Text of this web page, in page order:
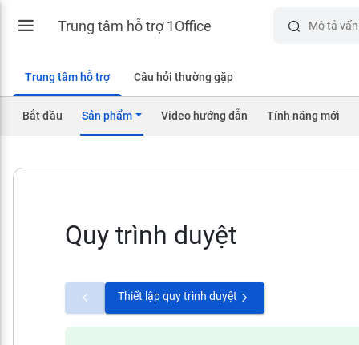
Trung tâm hỗ trợ 1Office
Trung tâm hỗ trợ Câu hỏi thường gặp
Bắt đầu Sản phẩm Video hướng dẫn Tính năng mới
Quy trình duyệt
Thiết lập quy trình duyệt